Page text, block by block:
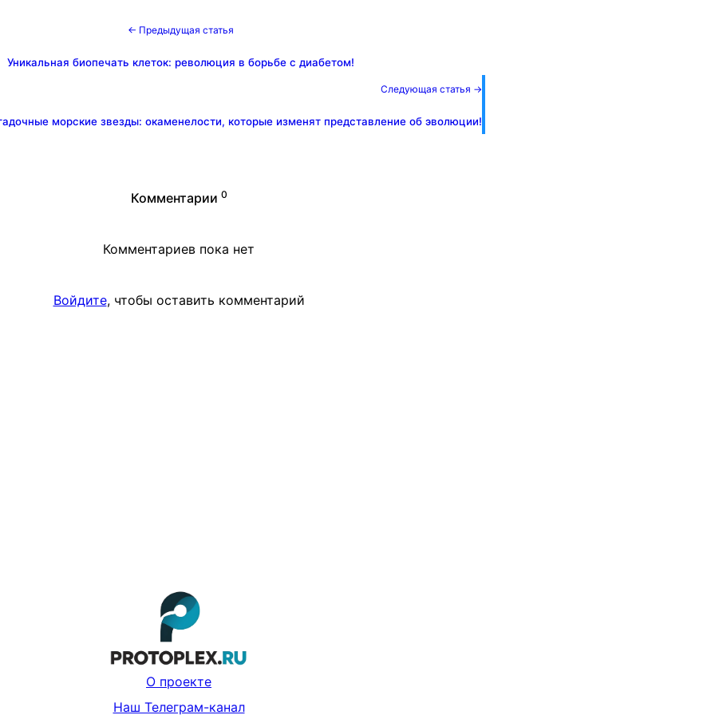
← Предыдущая статья
Уникальная биопечать клеток: революция в борьбе с диабетом!
Следующая статья →
морские звезды: окаменелости, которые изменят представление об эволюции!
Комментарии 0
Комментариев пока нет
Войдите, чтобы оставить комментарий
О проекте
Наш Телеграм-канал